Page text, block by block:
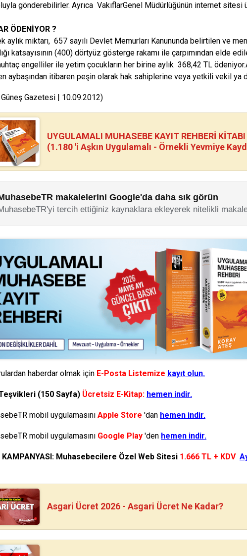
gönderebilirler. Ayrıca VakıflarGenel Müdürlüğünün internet sitesi
ÖDENİYOR ?
aylık miktarı, 657 sayılı Devlet Memurları Kanununda belirtilen ve
katsayısının (400) dörtyüz gösterge rakamı ile çarpımından elde
engelliler ile yetim çocukların her birine aylık 368,42 TL
aybaşından itibaren peşin olarak hak sahiplerine veya yetkili vekil ya
Güneş Gazetesi | 10.09.2012)
UYGULAMALI MUHASEBE KAYIT REHBERİ
(1.180 'i Aşkın Uygulamalı - Örnekli Yevmiye
makalelerini Google'da daha sık görün
tercih ettiğiniz kaynaklara ekleyerek nitelikli
haberdar olmak için E-Posta Listemize kayıt olun.
(150 Sayfa) Ücretsiz E-Kitap: hemen indir.
mobil uygulamasını Apple Store 'dan hemen indir.
mobil uygulamasını Google Play 'den hemen indir.
KAMPANYASI: Muhasebecilere Özel Web Sitesi 1.666 TL + KDV
Asgari Ücret 2026 - Asgari Ücret Ne Kadar?